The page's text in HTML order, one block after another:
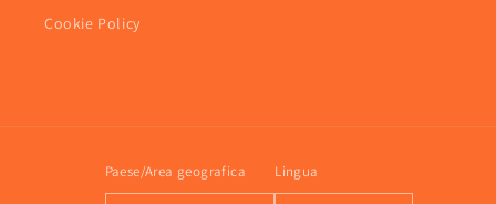
Cookie Policy
Paese/Area geografica Lingua